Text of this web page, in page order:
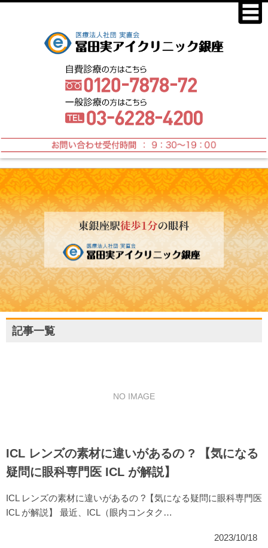
記事一覧
NO IMAGE
ICL レンズの素材に違いがあるの ? 【気になる
疑問に眼科専門医 ICL が解説】
ICL レンズの素材に違いがあるの ?【気になる疑問に眼科専門医
ICL が解説】 最近、ICL（眼内コンタク…
2023/10/18